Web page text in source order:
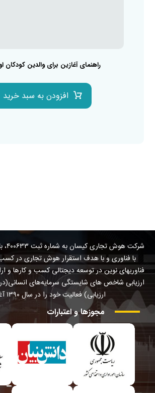
راهنمای آغازین برای والدین کودکان
افزودن به سبد خرید
با فناوری و با هدف استقرار هوش تجاری در کسب
فناوریهای نوین در توسعه دیجتالی کسب و کارها و
ارزیابی شاخص های شایستگی سرمایه‌های
ارزیابی) فعالیت خود را در سال ۱۳۹۰ آغاز نمود.
مجوزها و اعتبارات